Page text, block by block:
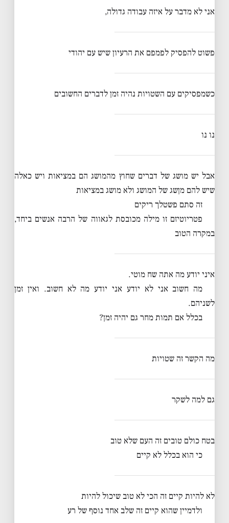
אני לא מדבר על איזה עבודה גדולה,
פשוט להפסיק לפמפם את הרעיון שיש עם יהודי
כשמפסיקים עם השטויות נהיה זמן לדברים החשובים
נו נו
אבל יש מושג של דברים שחוץ מהמושג הם במציאות ויש כאלה
שיש להם מןשג של המושג ולא מושג במציאות
זה סתם פשטלך ריקים
פטריוטיזם זו מילה מכובסת לגאווה של הרבה אנשים ביחד,
במקרה הטוב
איני יודע מה אתה שח מוטי.
מה חשוב אני לא יודע אני יודע מה לא חשוב. ואין זמן
לשניהם.
בכלל אם תמות מחר גם יהיה זמן?
מה הקשר זה שטויות
גם למה לשקר
בטח כולם טובים זה העם שלא טוב
כי הוא בכלל לא קיים
לא להיות קיים זה הכי לא טוב שיכול להיות
ולדמיין שהוא קיים זה שלב אחד נוסף של רע